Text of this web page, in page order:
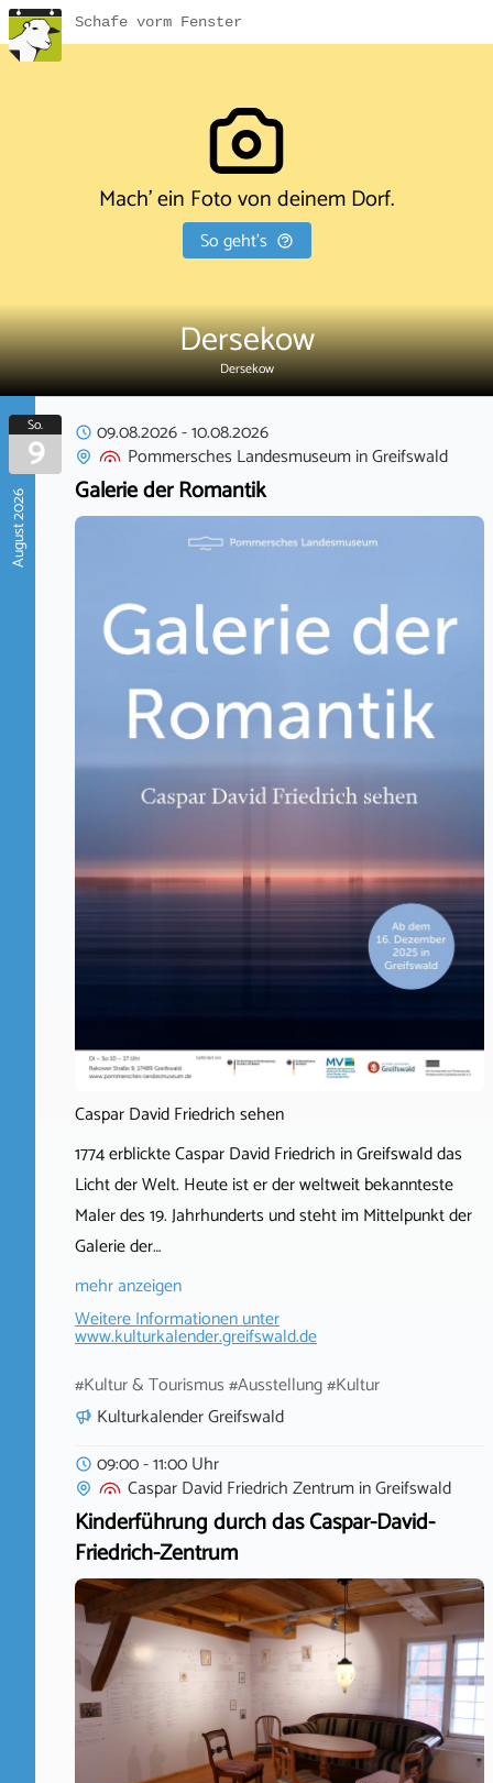
Schafe vorm Fenster
Mach' ein Foto von deinem Dorf.
So geht's
Dersekow
Dersekow
August 2026
So.
9 09.08.2026-10.08.2026
Pommersches LandesmuseuminGreifswald
Galerie der Romantik
Caspar David Friedrich sehen
1774 erblickte Caspar David Friedrich in Greifswald das
Licht der Welt. Heute ist er der weltweit bekannteste
Maler des 19. Jahrhunderts und steht im Mittelpunkt der
Galerie der…
mehr anzeigen
Weitere Informationen unter
www.kulturkalender.greifswald.de
#Kultur & Tourismus #Ausstellung #Kultur
Kulturkalender Greifswald
09:00 - 11:00 Uhr
Caspar David Friedrich ZentruminGreifswald
Kinderführung durch das Caspar-David-
Friedrich-Zentrum